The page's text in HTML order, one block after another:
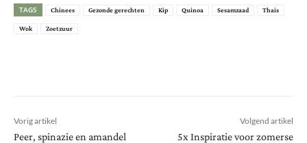
TAGS Chinees Gezonde gerechten Kip Quinoa Sesamzaad Thais
Wok Zoetzuur
Vorig artikel
Peer, spinazie en amandel
Volgend artikel
5x Inspiratie voor zomerse